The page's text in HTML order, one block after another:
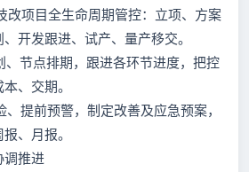
改项目全生命周期管控：立项、方案
开发跟进、试产、量产移交。
、节点排期，跟进各环节进度，把控
、交期。
提前预警，制定改善及应急预案，
、月报。
调推进